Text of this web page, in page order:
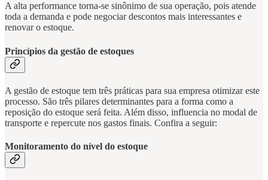
A alta performance torna-se sinônimo de sua operação, pois atende
toda a demanda e pode negociar descontos mais interessantes e
renovar o estoque.
Princípios da gestão de estoques
A gestão de estoque tem três práticas para sua empresa otimizar este
processo. São três pilares determinantes para a forma como a
reposição do estoque será feita. Além disso, influencia no modal de
transporte e repercute nos gastos finais. Confira a seguir:
Monitoramento do nível do estoque